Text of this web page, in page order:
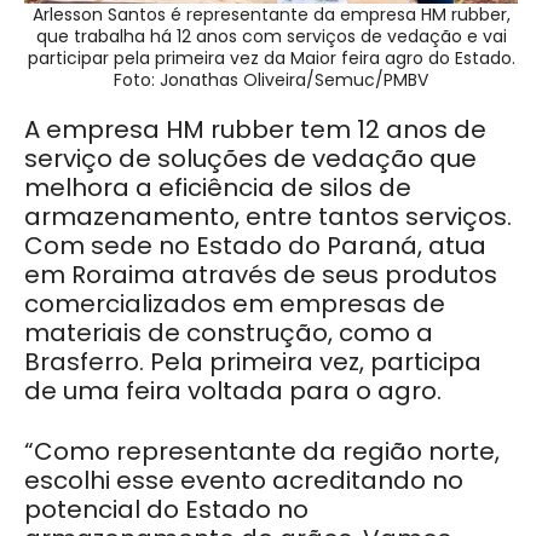
Arlesson Santos é representante da empresa HM rubber,
que trabalha há 12 anos com serviços de vedação e vai
participar pela primeira vez da Maior feira agro do Estado.
Foto: Jonathas Oliveira/Semuc/PMBV
A empresa HM rubber tem 12 anos de
serviço de soluções de vedação que
melhora a eficiência de silos de
armazenamento, entre tantos serviços.
Com sede no Estado do Paraná, atua
em Roraima através de seus produtos
comercializados em empresas de
materiais de construção, como a
Brasferro. Pela primeira vez, participa
de uma feira voltada para o agro.
“Como representante da região norte,
escolhi esse evento acreditando no
potencial do Estado no